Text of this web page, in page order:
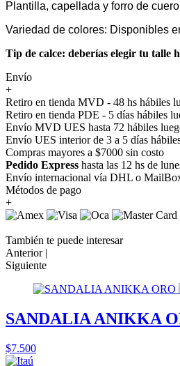
Plantilla, capellada y forro de
Variedad de colores: Disponibles
Tip de calce: deberías elegir tu talle
Envío
+
Retiro en tienda MVD - 48 hs hábiles
Retiro en tienda PDE - 5 días hábiles
Envío MVD UES hasta 72 hábiles
Envío UES interior de 3 a 5 días
Compras mayores a $7000 sin costo
Pedido Express hasta las 12 hs de
Envío internacional vía DHL o
Métodos de pago
+
También te puede interesar
Anterior |
Siguiente
SANDALIA ANIKKA
$7.500